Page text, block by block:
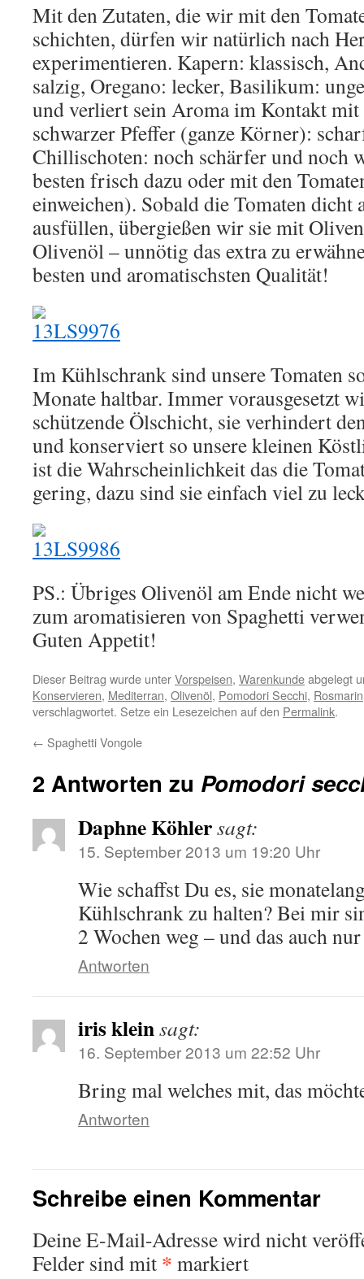
Mit den Zutaten, die wir mit den
schichten, dürfen wir natürlich nach
experimentieren. Kapern: klassisch,
salzig, Oregano: lecker, Basilikum:
und verliert sein Aroma im Kontakt
schwarzer Pfeffer (ganze Körner):
Chillischoten: noch schärfer und noch
besten frisch dazu oder mit den
einweichen). Sobald die Tomaten dicht
ausfüllen, übergießen wir sie mit
Olivenöl – unnötig das extra zu
besten und aromatischsten Qualität!
Im Kühlschrank sind unsere Tomaten
Monate haltbar. Immer vorausgesetzt
schützende Ölschicht, sie verhindert
und konserviert so unsere kleinen
ist die Wahrscheinlichkeit das die
gering, dazu sind sie einfach viel zu
PS.: Übriges Olivenöl am Ende nicht
zum aromatisieren von Spaghetti
Guten Appetit!
Dieser Beitrag wurde unterVorspeisen, Warenkundeabgelegt
Konservieren, Mediterran, Olivenöl, Pomodori Secchi, Rosmarin
verschlagwortet. Setze ein Lesezeichen auf den Permalink.
← Spaghetti Vongole
2 Antworten zu Pomodori
Daphne Köhlersagt:
15. September 2013 um 19:20 Uhr
Wie schaffst Du es, sie
Kühlschrank zu halten? Bei mir
2 Wochen weg – und das auch
Antworten
iris kleinsagt:
16. September 2013 um 22:52 Uhr
Bring mal welches mit, das
Antworten
Schreibe einen Kommentar
Deine E-Mail-Adresse wird nicht
Felder sind mit * markiert